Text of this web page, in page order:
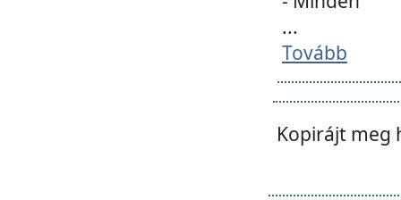
...
Tovább
Kopirájt meg